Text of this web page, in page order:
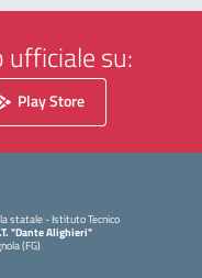
ufficiale su:
Play Store
statale - Istituto Tecnico
"Dante Alighieri"
(FG)
la pagina iniziale della scuola